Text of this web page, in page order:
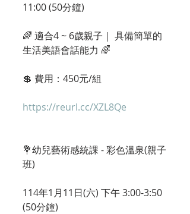
11:00 (50分鐘)
🌈 適合4 ~ 6歲親子｜ 具備簡單的
生活美語會話能力 🌈
💲 費用：450元/組
https://reurl.cc/XZL8Qe
💐幼兒藝術感統課 - 彩色溫泉(親子
班)
114年1月11日(六) 下午 3:00-3:50
(50分鐘)